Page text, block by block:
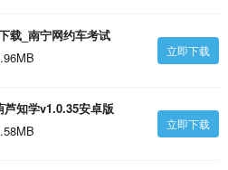
载_南宁网约车考试
立即下载
知学v1.0.35安卓版
立即下载